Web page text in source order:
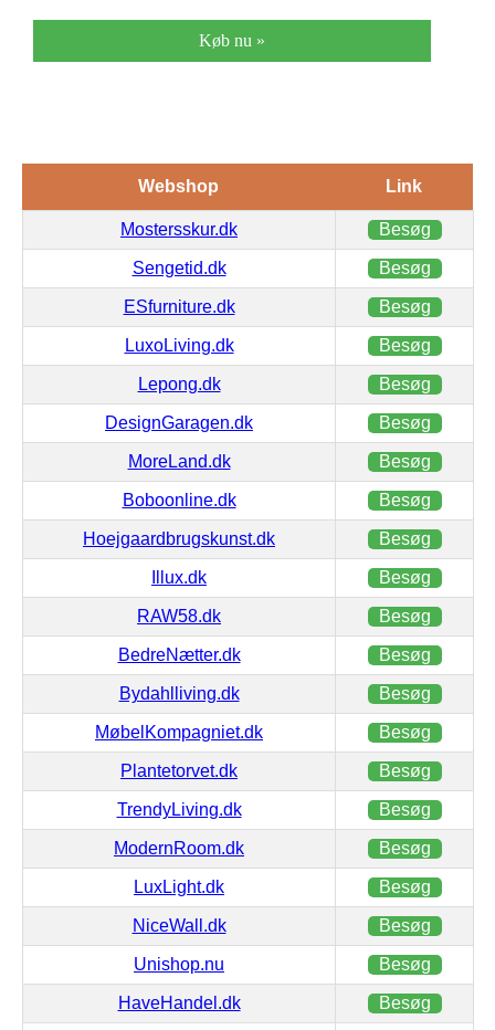
Køb nu »
Webshop Link
Mostersskur.dk Besøg
Sengetid.dk Besøg
ESfurniture.dk Besøg
LuxoLiving.dk Besøg
Lepong.dk Besøg
DesignGaragen.dk Besøg
MoreLand.dk Besøg
Boboonline.dk Besøg
Hoejgaardbrugskunst.dk Besøg
Illux.dk Besøg
RAW58.dk Besøg
BedreNætter.dk Besøg
Bydahlliving.dk Besøg
MøbelKompagniet.dk Besøg
Plantetorvet.dk Besøg
TrendyLiving.dk Besøg
ModernRoom.dk Besøg
LuxLight.dk Besøg
NiceWall.dk Besøg
Unishop.nu Besøg
HaveHandel.dk Besøg